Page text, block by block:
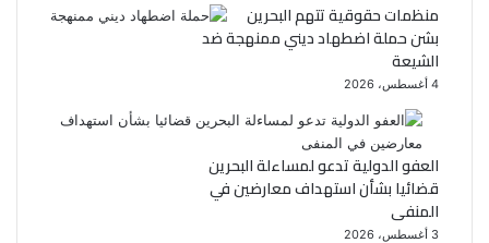
منظمات حقوقية تتهم البحرين
بشن حملة اضطهاد ديني ممنهجة ضد
الشيعة
4 أغسطس، 2026
العفو الدولية تدعو لمساءلة البحرين
قضائيا بشأن استهداف معارضين في
المنفى
3 أغسطس، 2026